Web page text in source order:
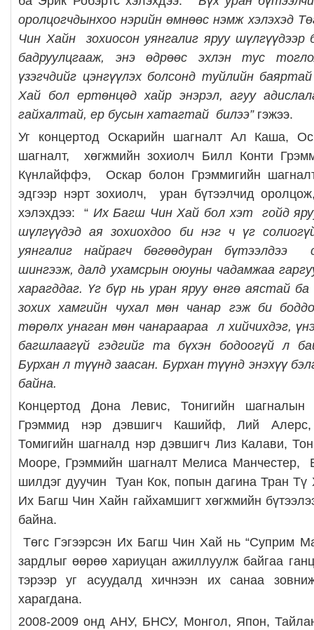
оролцогчдынхоо нэрийн өмнөөс нэмж хэлэхэд
Чин Хайн зохиосон уянгалиг яруу шүлгүүдээр
бадруулцгааж, энэ өдрөөс эхлэн тус
үзэгчдийг цэнгүүлэх болсонд туйлийн
Хай бол ертөнцөд хайр энэрэл, агуу
гайхалтай, ер бусын хатагтай билээ” гэжээ.
Уг концертод Оскарийн шагналт Ал Каша,
шагналт, хөгжмийн зохиолч Билл Конти
Күнлайффэ, Оскар болон Грэммигийн
эдгээр нэрт зохиолч, уран бүтээлчид
хэлэхдээ: “ Их Багш Чин Хай бол хэт гойд
шүлгүүдэд ая зохиохдоо би нэг ч үг
уянгалиг найрагч бөгөөдуран бүтээлдээ
шингээж, далд ухамсрын оюуны чадамжаа
харагддаг. Үг бүр нь уран яруу өнгө аястай ба
зохих хамгийн чухал мөн чанар гэж би
төрөлх унаган мөн чанараараа л хийчихдэг,
багшлаагүй гэдгийг та бүхэн бодоогүй л
Бурхан л түүнд заасан. Бурхан түүнд энэхүү
байна.
Концертод Дона Левис, Тонигийн
Грэммид нэр дэвшигч Кашийф, Лий Алерс,
Томигийн шагналд нэр дэвшигч Лиз Калави,
Мооре, Грэммийн шагналт Мелиса Манчестер,
шилдэг дуучин Туан Кок, попын дагина Тран Тү
Их Багш Чин Хайн гайхамшигт хөгжмийн
байна.
Төгс Гэгээрсэн Их Багш Чин Хай нь “Суприм
зардлыг өөрөө хариуцан ажиллуулж байгаа
тэрээр уг асуудалд хичнээн их санаа
харагдана.
2008-2009 онд АНУ, БНСУ, Монгол, Япон,